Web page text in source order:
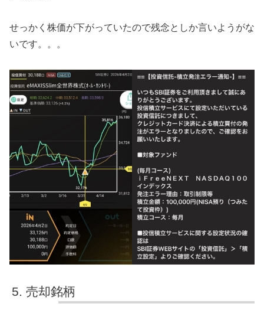
せっかく株価が下がっていたので残念としか言いようがな
いです。。。
売却銘柄